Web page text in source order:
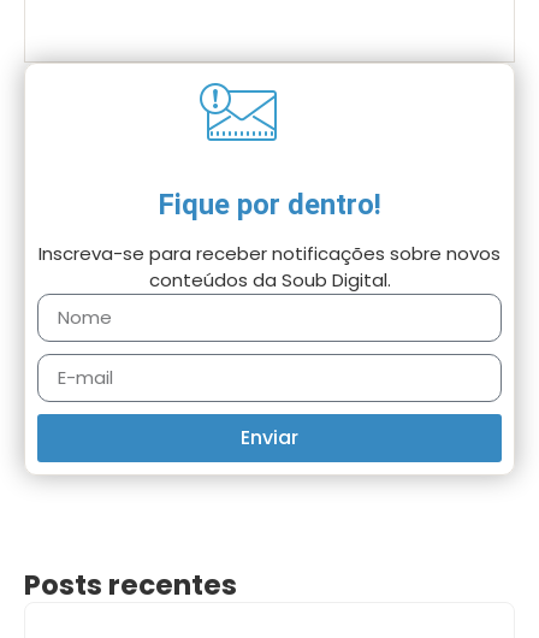
Fique por dentro!
Inscreva-se para receber notificações sobre novos
conteúdos da Soub Digital.
Enviar
Posts recentes